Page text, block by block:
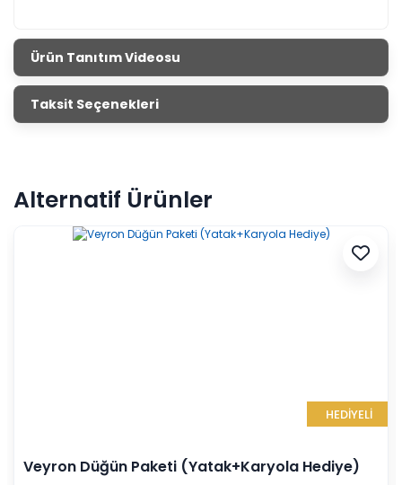
Ürün Tanıtım Videosu
Taksit Seçenekleri
Alternatif Ürünler
Paketi (Yatak+Karyola Hediye) Hürrem